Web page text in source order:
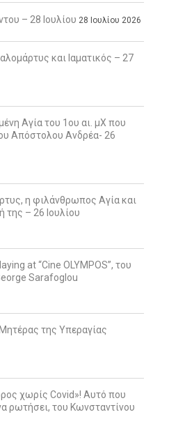
– 28 Ιουλίου 28 Ιουλίου 2026
και Ιαματικός – 27
Αγία του 1ου αι. μΧ που
Απόστολου Ανδρέα- 26
η φιλάνθρωπος Αγία και
της – 26 Ιουλίου
at “Cine OLYMPOS”, του
Sarafoglou
της Υπεραγίας
χωρίς Covid»! Αυτό που
ρωτήσει, του Κωνσταντίνου